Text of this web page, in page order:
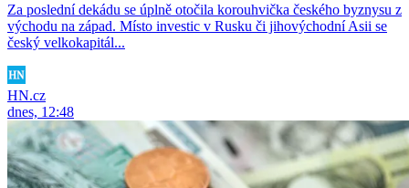
Za poslední dekádu se úplně otočila korouhvička českého byznysu z
východu na západ. Místo investic v Rusku či jihovýchodní Asii se
český velkokapitál...
HN.cz
dnes, 12:48